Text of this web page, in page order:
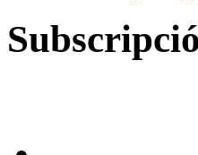
Subscripció